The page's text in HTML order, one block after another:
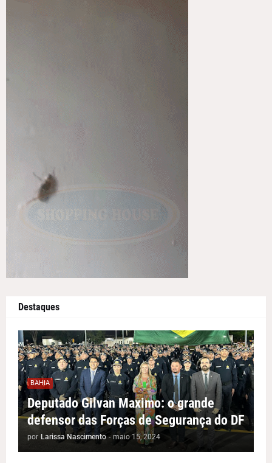
Destaques
BAHIA
Deputado Gilvan Maximo: o grande
defensor das Forças de Segurança do DF
por Larissa Nascimento - maio 15, 2024